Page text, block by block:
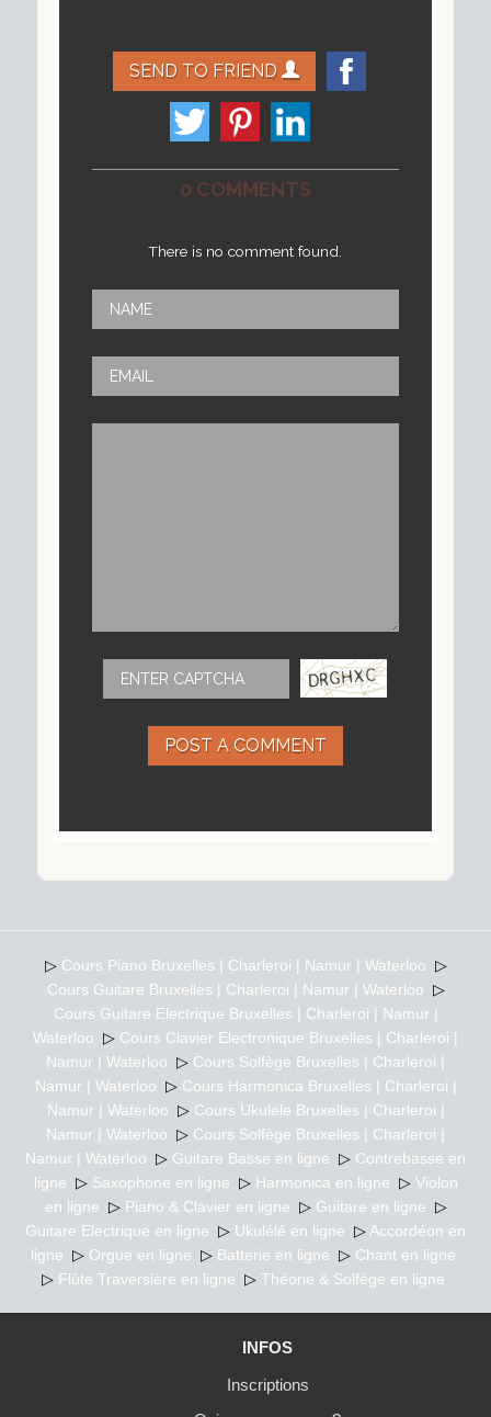
SEND TO FRIEND
0 COMMENTS
There is no comment found.
POST A COMMENT
▷ Cours Piano Bruxelles | Charleroi | Namur | Waterloo ▷
Cours Guitare Bruxelles | Charleroi | Namur | Waterloo ▷
Cours Guitare Electrique Bruxelles | Charleroi | Namur |
Waterloo ▷ Cours Clavier Electronique Bruxelles | Charleroi |
Namur | Waterloo ▷ Cours Solfège Bruxelles | Charleroi |
Namur | Waterloo ▷ Cours Harmonica Bruxelles | Charleroi |
Namur | Waterloo ▷ Cours Ukulele Bruxelles | Charleroi |
Namur | Waterloo ▷ Cours Solfège Bruxelles | Charleroi |
Namur | Waterloo ▷ Guitare Basse en ligne ▷ Contrebasse en
ligne ▷ Saxophone en ligne ▷ Harmonica en ligne ▷ Violon
en ligne ▷ Piano & Clavier en ligne ▷ Guitare en ligne ▷
Guitare Electrique en ligne ▷ Ukulélé en ligne ▷ Accordéon en
ligne ▷ Orgue en ligne ▷ Batterie en ligne ▷ Chant en ligne
▷ Flûte Traversière en ligne ▷ Théorie & Solfège en ligne
INFOS
Inscriptions